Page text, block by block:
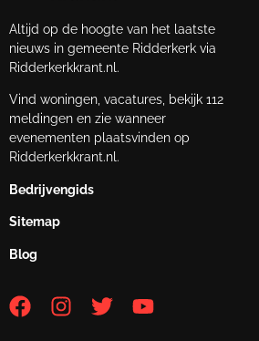
Altijd op de hoogte van het laatste
nieuws in gemeente Ridderkerk via
Ridderkerkkrant.nl.
Vind woningen, vacatures, bekijk 112
meldingen en zie wanneer
evenementen plaatsvinden op
Ridderkerkkrant.nl.
Bedrijvengids
Sitemap
Blog